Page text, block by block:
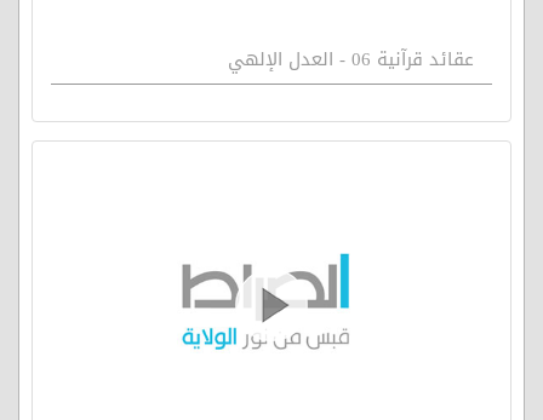
عقائد قرآنية 06 - العدل الإلهي